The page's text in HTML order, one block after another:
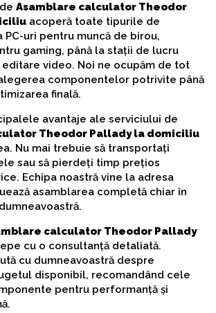
Asamblare calculator Theodor
acoperă toate tipurile de
PC-uri pentru muncă de birou,
gaming, până la stații de lucru
video. Noi ne ocupăm de tot
componentelor potrivite până
finală.
avantaje ale serviciului de
Theodor Pallady la domiciliu
Nu mai trebuie să transportați
sau să pierdeți timp prețios
Echipa noastră vine la adresa
asamblarea completă chiar în
calculator Theodor Pallady
cu o consultanță detaliată.
cu dumneavoastră despre
disponibil, recomandând cele
pentru performanță și